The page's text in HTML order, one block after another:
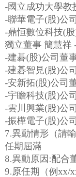
-國立成功大學教
-聯華電子(股)公
-鼎恒數位科技(
獨立董事 簡慧祥
-建碁(股)公司董
-建碁智見(股)公
-安新拓(股)公司
-宇瞻科技(股)公
-雲川興業(股)公
-振樺電子(股)公
7.異動情形（請
任期屆滿
8.異動原因:配合
9.原任期（例xx/